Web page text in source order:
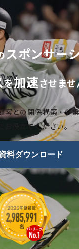
スポンサー
を加速させま
客との関係構築・従
お役立てください。
料ダウンロード